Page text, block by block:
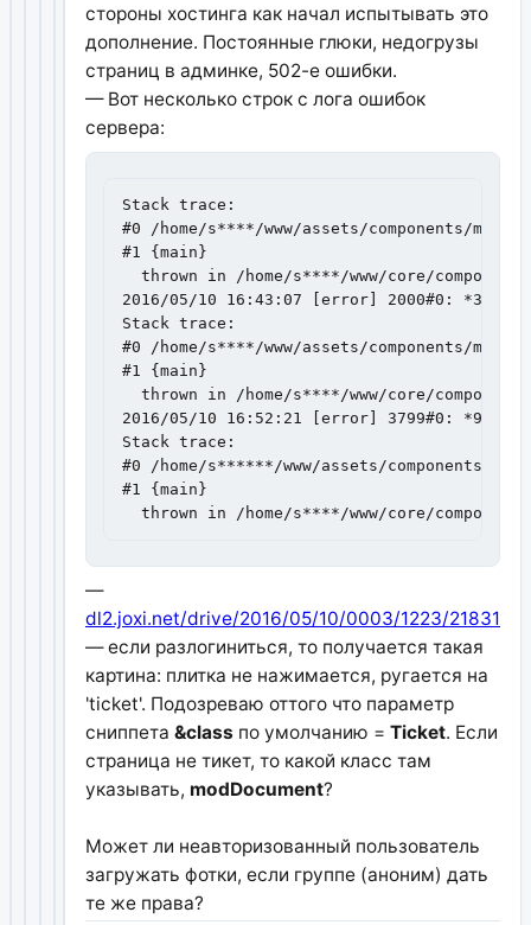
стороны хостинга как начал испытывать это
дополнение. Постоянные глюки, недогрузы
страниц в админке, 502-е ошибки.
— Вот несколько строк с лога ошибок
сервера:
Stack trace:
#0 /home/s****/www/assets/components/
#1 {main}
thrown in /home/s****/www/core/
2016/05/10 16:43:07 [error] 2000#0: *3306
Stack trace:
#0 /home/s****/www/assets/components/
#1 {main}
thrown in /home/s****/www/core/
2016/05/10 16:52:21 [error] 3799#0: *949
Stack trace:
#0 /home/s******/www/assets/components/
#1 {main}
thrown in /home/s****/www/core/
—
dl2.joxi.net/drive/2016/05/10/0003/1223/218311/
— если разлогиниться, то получается такая
картина: плитка не нажимается, ругается на
'ticket'. Подозреваю оттого что параметр
сниппета &class по умолчанию = Ticket. Если
страница не тикет, то какой класс там
указывать, modDocument?
Может ли неавторизованный пользователь
загружать фотки, если группе (аноним) дать
те же права?